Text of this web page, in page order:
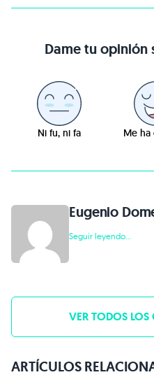
Dame tu opinión
Ni fu, ni fa Me ha
Eugenio
Seguir leyendo...
VER TODOS
ARTÍCULOS